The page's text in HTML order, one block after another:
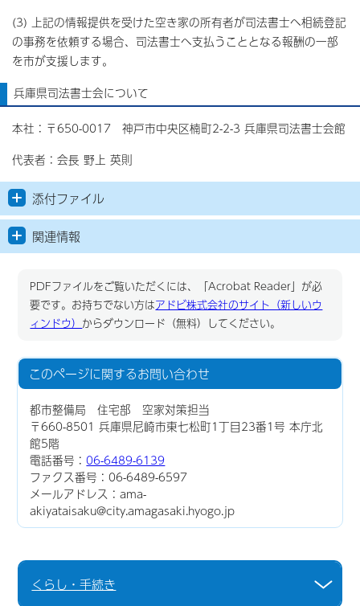
(3) 上記の情報提供を受けた空き家の所有者が司法書士へ相続登記
の事務を依頼する場合、司法書士へ支払うこととなる報酬の一部
を市が支援します。
兵庫県司法書士会について
本社：〒650-0017 神戸市中央区楠町2-2-3 兵庫県司法書士会館
代表者：会長 野上 英則
添付ファイル
関連情報
PDFファイルをご覧いただくには、「Acrobat Reader」が必
要です。お持ちでない方はアドビ株式会社のサイト（新しいウ
ィンドウ） からダウンロード（無料）してください。
このページに関するお問い合わせ
都市整備局 住宅部 空家対策担当
〒660-8501 兵庫県尼崎市東七松町1丁目23番1号 本庁北
館5階
電話番号：06-6489-6139
ファクス番号：06-6489-6597
メールアドレス：ama-
akiyataisaku@city.amagasaki.hyogo.jp
くらし・手続き